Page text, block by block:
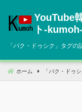
へ
動
YouTube
ト‐kumoh‐
「パク・ドゥシク 」タグの
ホーム 「 パク・ドゥシ